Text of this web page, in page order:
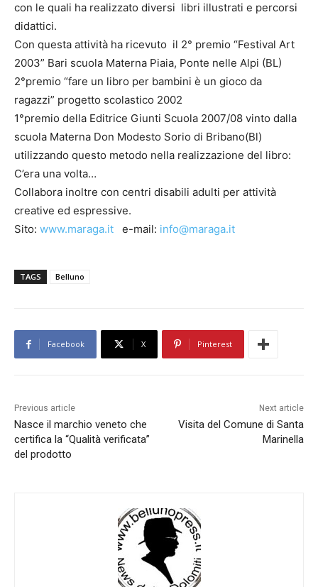
con le quali ha realizzato diversi libri illustrati e percorsi
didattici.
Con questa attività ha ricevuto il 2° premio “Festival Art
2003” Bari scuola Materna Piaia, Ponte nelle Alpi (BL)
2°premio “fare un libro per bambini è un gioco da
ragazzi” progetto scolastico 2002
1°premio della Editrice Giunti Scuola 2007/08 vinto dalla
scuola Materna Don Modesto Sorio di Bribano(Bl)
utilizzando questo metodo nella realizzazione del libro:
C’era una volta…
Collabora inoltre con centri disabili adulti per attività
creative ed espressive.
Sito: www.maraga.it e-mail: info@maraga.it
TAGS Belluno
Facebook X Pinterest
Previous article
Nasce il marchio veneto che
certifica la “Qualità verificata”
del prodotto
Next article
Visita del Comune di Santa
Marinella